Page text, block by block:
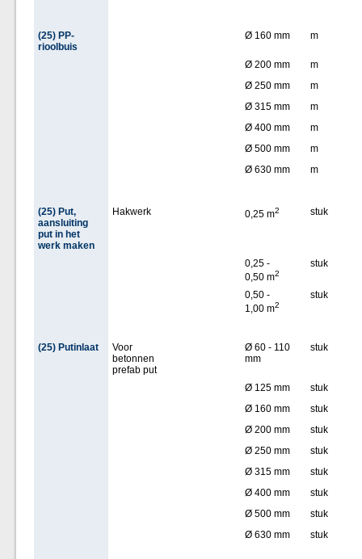
(25) PP-
rioolbuis
Ø 160 mm m
Ø 200 mm
m
Ø 250 mm
m
Ø 315 mm
m
Ø 400 mm
m
Ø 500 mm
m
Ø 630 mm
m
(25) Put,
aansluiting
put in het
werk maken
Hakwerk 0,25 m2 stuk
0,25 -
0,50 m2
stuk
0,50 -
1,00 m2
stuk
(25) Putinlaat
Voor
betonnen
prefab put
Ø 60 - 110
mm
stuk
Ø 125 mm
stuk
Ø 160 mm
stuk
Ø 200 mm
stuk
Ø 250 mm
stuk
Ø 315 mm
stuk
Ø 400 mm
stuk
Ø 500 mm
stuk
Ø 630 mm
stuk